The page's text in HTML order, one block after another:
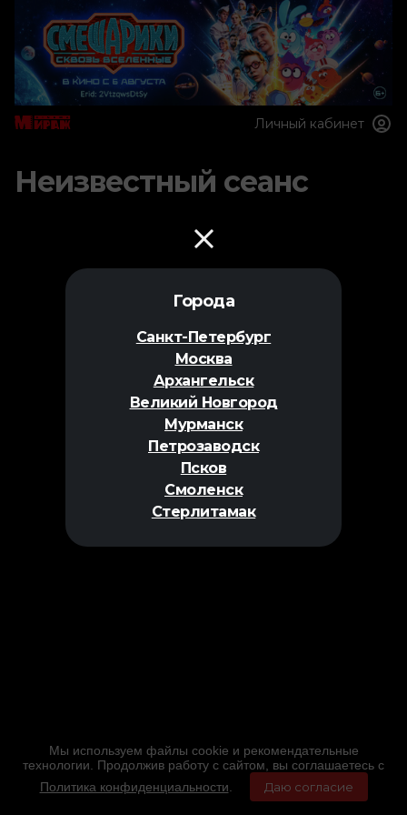
Города
Санкт-Петербург
Москва
Архангельск
Великий Новгород
Мурманск
Петрозаводск
Псков
Смоленск
Стерлитамак
Личный кабинет
Неизвестный сеанс
Мы используем файлы cookie и рекомендательные
технологии. Продолжив работу с сайтом, вы соглашаетесь с
Политика конфиденциальности
Даю согласие